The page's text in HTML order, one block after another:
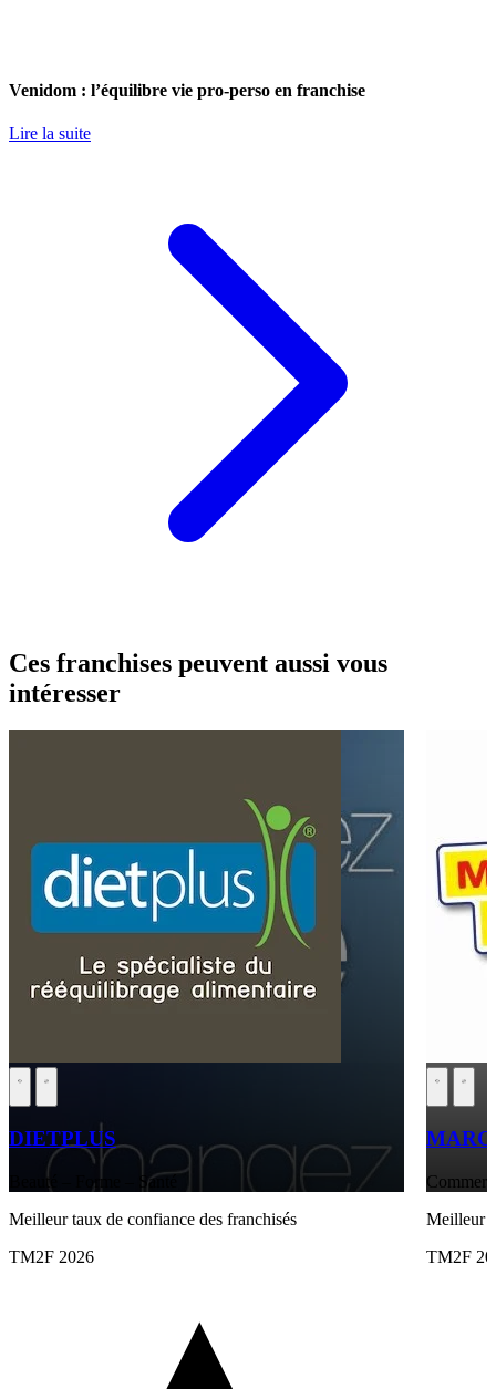
Venidom : l’équilibre vie pro-perso en franchise
Lire la suite
Ces franchises peuvent aussi vous
intéresser
DIETPLUS
Beauté – Forme – Santé
Meilleur taux de confiance des franchisés
TM2F 2026
Meilleur
TM2F